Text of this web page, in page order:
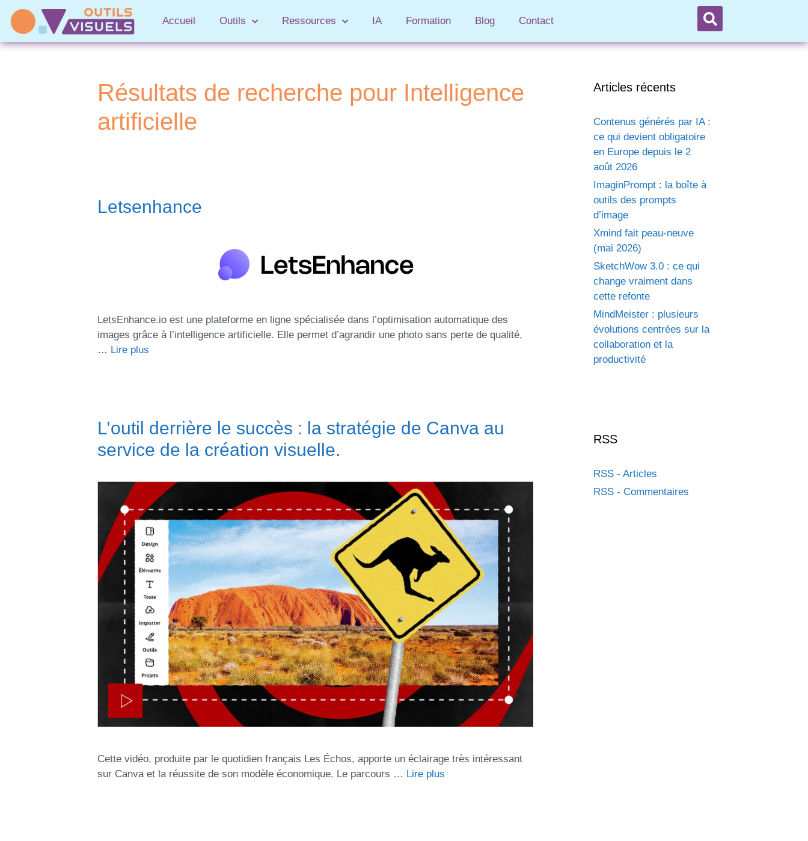
Accueil Outils Ressources IA Formation Blog Contact
Résultats de recherche pour Intelligence
artificielle
Letsenhance
LetsEnhance.io est une plateforme en ligne spécialisée dans l’optimisation automatique des
images grâce à l’intelligence artificielle. Elle permet d’agrandir une photo sans perte de qualité,
… Lire plus
L’outil derrière le succès : la stratégie de Canva au
service de la création visuelle.
Cette vidéo, produite par le quotidien français Les Échos, apporte un éclairage très intéressant
sur Canva et la réussite de son modèle économique. Le parcours … Lire plus
Articles récents
Contenus générés par IA :
ce qui devient obligatoire
en Europe depuis le 2
août 2026
ImaginPrompt : la boîte à
outils des prompts
d’image
Xmind fait peau-neuve
(mai 2026)
SketchWow 3.0 : ce qui
change vraiment dans
cette refonte
MindMeister : plusieurs
évolutions centrées sur la
collaboration et la
productivité
RSS
RSS - Articles
RSS - Commentaires